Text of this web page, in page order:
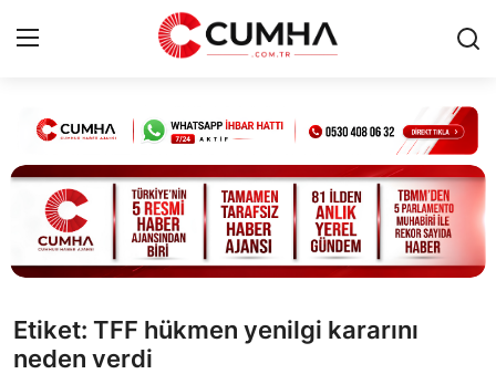
Kurumsal
Cumhurbaşkanlığı
Bakanlıklar
Siyasi Partiler
Etiket: TFF hükmen yenilgi kararını
neden verdi